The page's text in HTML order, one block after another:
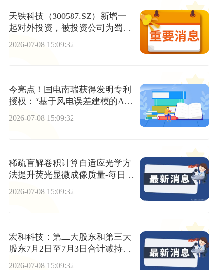
天铁科技（300587.SZ）新增一
起对外投资，被投资公司为蜀芯
2026-07-08 15:09:32
今亮点！国电南瑞获得发明专利
授权：“基于风电误差建模的AG
C分层优化方法及系统”
2026-07-08 15:09:32
稀疏盲解卷积计算自适应光学方
法提升荧光显微成像质量-每日消
息
2026-07-08 15:09:32
宏和科技：第二大股东和第三大
股东7月2日至7月3日合计减持87
2026-07-08 15:09:32